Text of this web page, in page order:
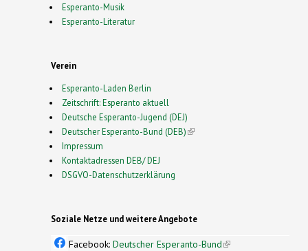
Esperanto-Musik
Esperanto-Literatur
Verein
Esperanto-Laden Berlin
Zeitschrift: Esperanto aktuell
Deutsche Esperanto-Jugend (DEJ)
Deutscher Esperanto-Bund (DEB)(link is external)
Impressum
Kontaktadressen DEB/ DEJ
DSGVO-Datenschutzerklärung
Soziale Netze und weitere Angebote
Facebook: Deutscher Esperanto-Bund(link is